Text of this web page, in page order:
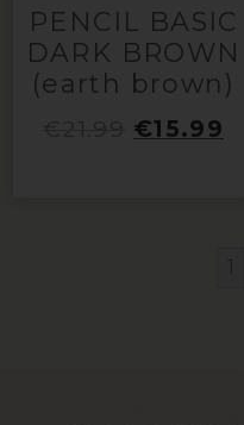
PENCIL BASIC
DARK BROWN
(earth brown)
€15.99
1